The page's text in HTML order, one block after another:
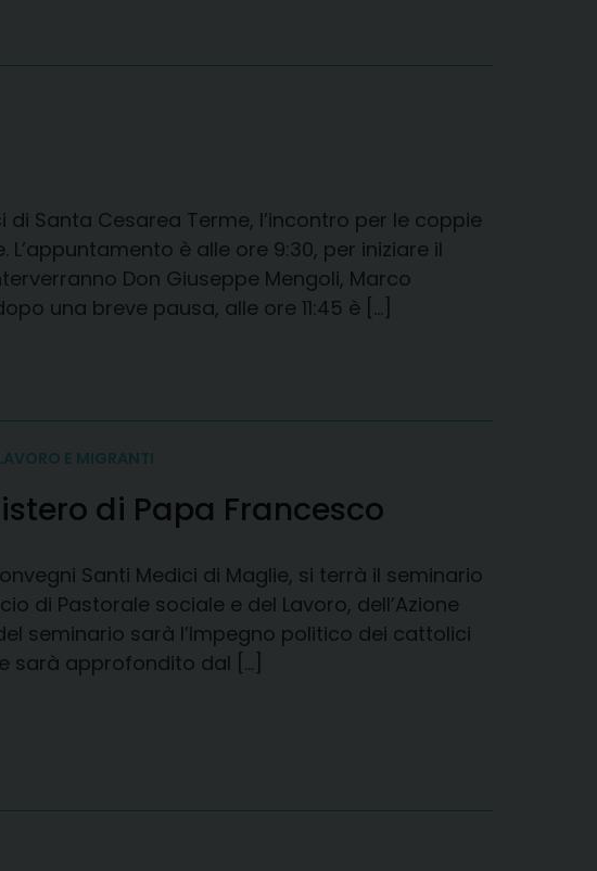
di Santa Cesarea Terme, l’incontro per le coppie
è alle ore 9:30, per iniziare il
Don Giuseppe Mengoli, Marco
una breve pausa, alle ore 11:45 è […]
E MIGRANTI
di Papa Francesco
Santi Medici di Maglie, si terrà il seminario
di Pastorale sociale e del Lavoro, dell’Azione
seminario sarà l’Impegno politico dei cattolici
sarà approfondito dal […]